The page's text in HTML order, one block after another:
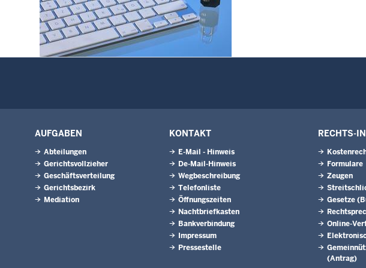
Nordrhein-Westfalen
01.07.2026
Newsletter Juli 2026
30.06.2026
RechtSpecial - Schiedsleute helfen Streit
AUFGABEN
Abteilungen
Gerichtsvollzieher
Geschäftsverteilung
Gerichtsbezirk
Mediation
KONTAKT
E-Mail - Hinweis
De-Mail-Hinweis
Wegbeschreibung
Telefonliste
Öffnungszeiten
Nachtbriefkasten
Bankverbindung
Impressum
Pressestelle
RECHTS-
Formulare
Zeugen
Gesetze
Online-
(Antrag)